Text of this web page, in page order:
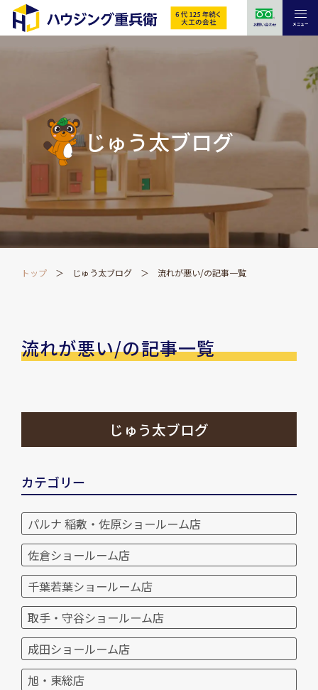
お問い合わせ メニュー
じゅう太ブログ
トップ じゅう太ブログ 流れが悪い/の記事一覧
流れが悪い/の記事一覧
じゅう太ブログ
カテゴリー
パルナ 稲敷・佐原ショールーム店
佐倉ショールーム店
千葉若葉ショールーム店
取手・守谷ショールーム店
成田ショールーム店
旭・東総店